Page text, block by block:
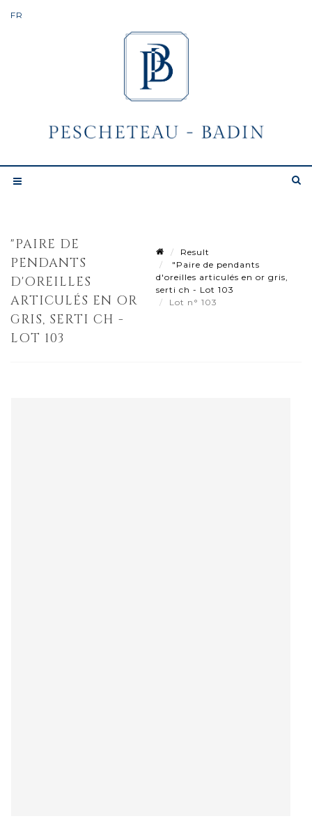
"PAIRE DE
PENDANTS
D'OREILLES
ARTICULÉS EN OR
GRIS, SERTI CH -
LOT 103
Result
"Paire de pendants
d'oreilles articulés en or gris,
serti ch - Lot 103
Lot n° 103